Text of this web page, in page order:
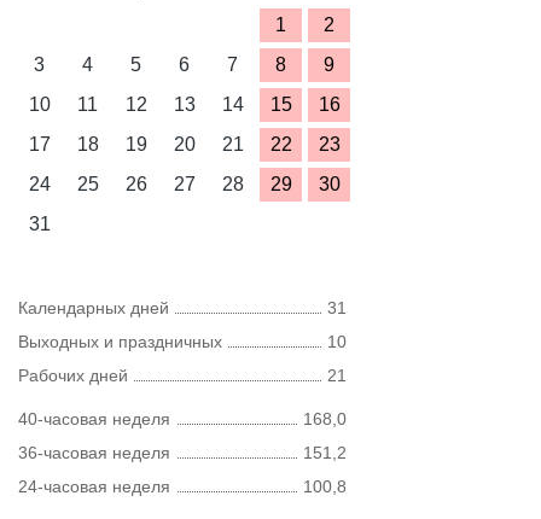
1
2
3
4 5 6 7 8
9
10
11 12 13 14 15
16
17
18 19 20 21 22
23
24
25 26 27 28 29
30
31
Календарных дней
31
Выходных и праздничных
10
Рабочих дней
21
40-часовая неделя
168,0
36-часовая неделя
151,2
24-часовая неделя
100,8